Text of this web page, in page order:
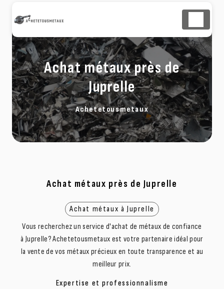
Achat métaux près de
Juprelle
Achetetousmetaux
Achat métaux près de Juprelle
Achat métaux à Juprelle
Vous recherchez un service d'achat de métaux de confiance
à Juprelle? Achetetousmetaux est votre partenaire idéal pour
la vente de vos métaux précieux en toute transparence et au
meilleur prix.
Expertise et professionnalisme